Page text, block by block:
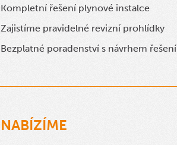
Kompletní řešení plynové instalce
Zajistíme pravidelné revizní prohlídky
Bezplatné poradenství s návrhem řešení
NABÍZÍME